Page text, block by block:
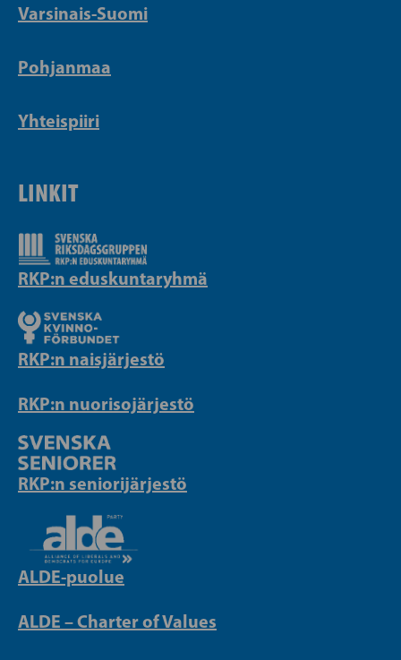
Varsinais-Suomi
Pohjanmaa
Yhteispiiri
LINKIT
RKP:n eduskuntaryhmä
RKP:n naisjärjestö
RKP:n nuorisojärjestö
RKP:n seniorijärjestö
ALDE-puolue
ALDE – Charter of Values